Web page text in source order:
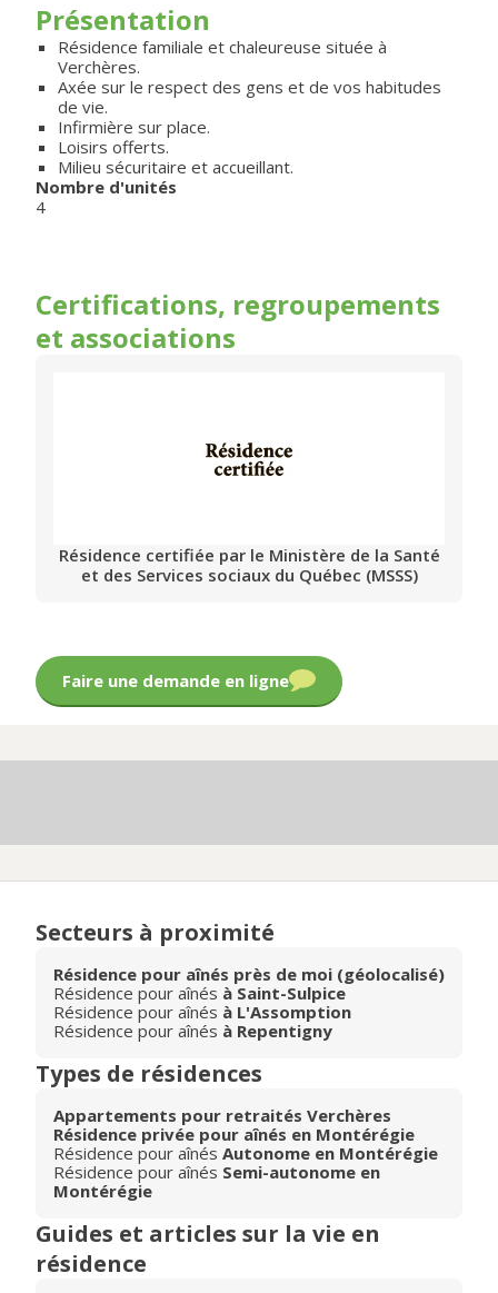
Présentation
Résidence familiale et chaleureuse située à
Verchères.
Axée sur le respect des gens et de vos habitudes
de vie.
Infirmière sur place.
Loisirs offerts.
Milieu sécuritaire et accueillant.
Nombre d'unités
4
Certifications, regroupements
et associations
Résidence certifiée par le Ministère de la Santé
et des Services sociaux du Québec (MSSS)
Faire une demande en ligne
Secteurs à proximité
Résidence pour aînés près de moi (géolocalisé)
Résidence pour aînés à Saint-Sulpice
Résidence pour aînés à L'Assomption
Résidence pour aînés à Repentigny
Types de résidences
Appartements pour retraités Verchères
Résidence privée pour aînés en Montérégie
Résidence pour aînés Autonome en Montérégie
Résidence pour aînés Semi-autonome en
Montérégie
Guides et articles sur la vie en
résidence